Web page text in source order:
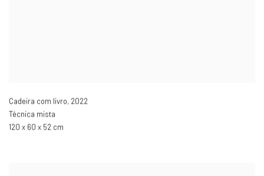
Cadeira com livro, 2022
Técnica mista
120 x 60 x 52 cm